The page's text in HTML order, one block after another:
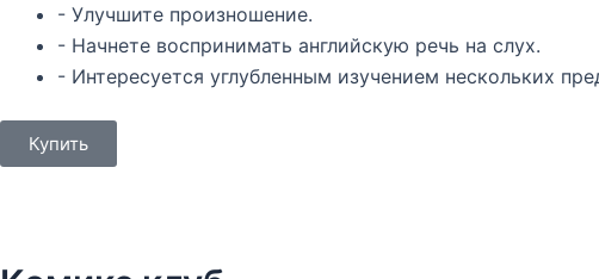
- Улучшите произношение.
- Начнете воспринимать английскую речь на слух.
- Интересуется углубленным изучением нескольких
Купить